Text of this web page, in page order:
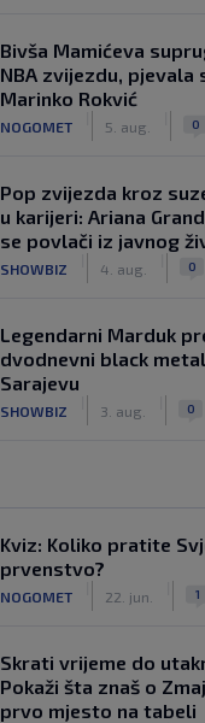
Bivša Mamićeva
NBA zvijezdu, pjevala
Marinko Rokvić
NOGOMET 5. aug. 0
Pop zvijezda kroz
u karijeri: Ariana
se povlači iz javnog
SHOWBIZ 4. aug. 0
Legendarni Marduk
dvodnevni black
Sarajevu
SHOWBIZ 3. aug. 0
Kviz: Koliko pratite
prvenstvo?
NOGOMET 22. jun. 1
Skrati vrijeme do
Pokaži šta znaš o
prvo mjesto na tabeli